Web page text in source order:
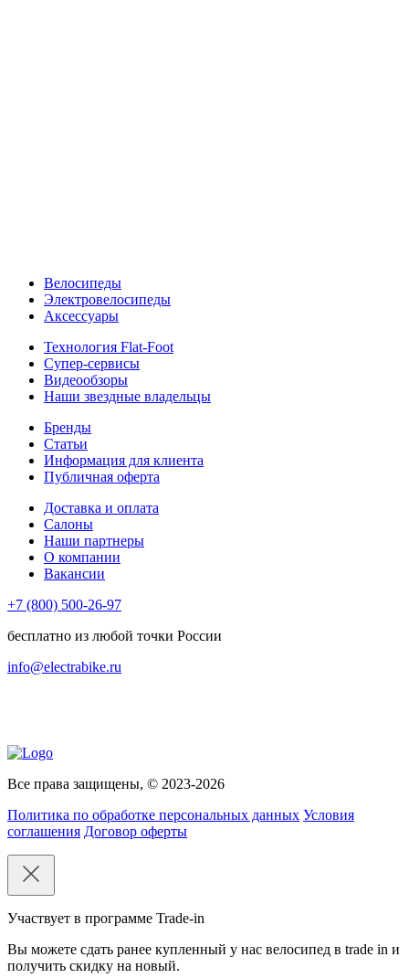
Велосипеды
Электровелосипеды
Аксессуары
Технология Flat-Foot
Супер-сервисы
Видеообзоры
Наши звездные владельцы
Бренды
Статьи
Информация для клиента
Публичная оферта
Доставка и оплата
Салоны
Наши партнеры
О компании
Вакансии
+7 (800) 500-26-97
бесплатно из любой точки России
info@electrabike.ru
Все права защищены, © 2023-2026
Политика по обработке персональных данных Условия
соглашения Договор оферты
Участвует в программе Trade-in
Вы можете сдать ранее купленный у нас велосипед в trade in и
получить скидку на новый.